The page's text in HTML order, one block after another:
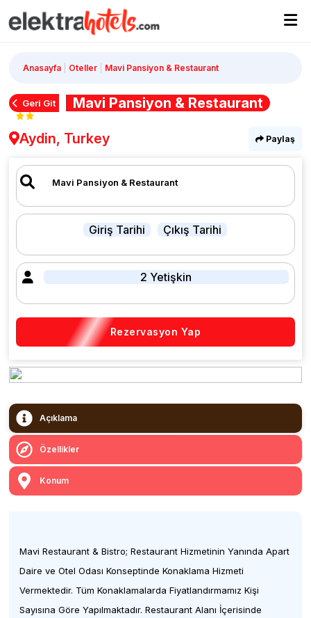
Anasayfa Oteller Mavi Pansiyon & Restaurant
Geri Git Mavi Pansiyon & Restaurant
Aydin, Turkey Paylaş
Giriş Tarihi Çıkış Tarihi
2 Yetişkin
Rezervasyon Yap
Açıklama
Özellikler
Konum
Mavi Restaurant & Bistro; Restaurant Hizmetinin Yanında Apart
Daire ve Otel Odası Konseptinde Konaklama Hizmeti
Vermektedir. Tüm Konaklamalarda Fiyatlandırmamız Kişi
Sayısına Göre Yapılmaktadır. Restaurant Alanı İçerisinde